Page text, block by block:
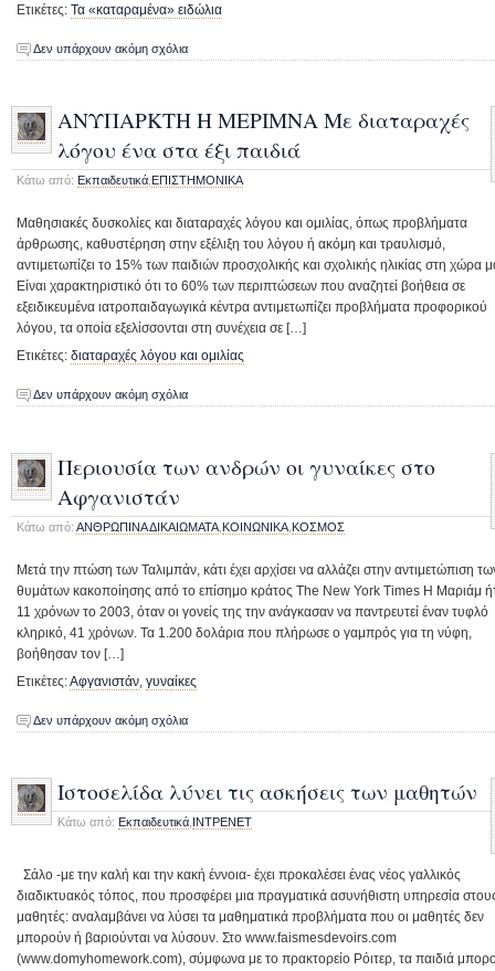
Ετικέτες: Τα «καταραμένα» ειδώλια
Δεν υπάρχουν ακόμη σχόλια
ΑΝΥΠΑΡΚΤΗ Η ΜΕΡΙΜΝΑ Με διαταραχές
λόγου ένα στα έξι παιδιά
Κάτω από: Εκπαιδευτικά ΕΠΙΣΤΗΜΟΝΙΚΑ
Μαθησιακές δυσκολίες και διαταραχές λόγου και ομιλίας, όπως προβλήματα
άρθρωσης, καθυστέρηση στην εξέλιξη του λόγου ή ακόμη και τραυλισμό,
αντιμετωπίζει το 15% των παιδιών προσχολικής και σχολικής ηλικίας στη χώρα
Είναι χαρακτηριστικό ότι το 60% των περιπτώσεων που αναζητεί βοήθεια σε
εξειδικευμένα ιατροπαιδαγωγικά κέντρα αντιμετωπίζει προβλήματα προφορικού
λόγου, τα οποία εξελίσσονται στη συνέχεια σε […]
Ετικέτες: διαταραχές λόγου και ομιλίας
Δεν υπάρχουν ακόμη σχόλια
Περιουσία των ανδρών οι γυναίκες στο
Αφγανιστάν
Κάτω από: ΑΝΘΡΩΠΙΝΑ ΔΙΚΑΙΩΜΑΤΑ ΚΟΙΝΩΝΙΚΑ ΚΟΣΜΟΣ
Μετά την πτώση των Ταλιμπάν, κάτι έχει αρχίσει να αλλάζει στην αντιμετώπιση
θυμάτων κακοποίησης από το επίσημο κράτος The New York Times Η Μαριάμ
11 χρόνων το 2003, όταν οι γονείς της την ανάγκασαν να παντρευτεί έναν τυφλό
κληρικό, 41 χρόνων. Τα 1.200 δολάρια που πλήρωσε ο γαμπρός για τη νύφη,
βοήθησαν τον […]
Ετικέτες:Αφγανιστάν, γυναίκες
Δεν υπάρχουν ακόμη σχόλια
Ιστοσελίδα λύνει τις ασκήσεις των μαθητών
Κάτω από: Εκπαιδευτικά ΙΝΤΡΕΝΕΤ
Σάλο -με την καλή και την κακή έννοια- έχει προκαλέσει ένας νέος γαλλικός
διαδικτυακός τόπος, που προσφέρει μια πραγματικά ασυνήθιστη υπηρεσία
μαθητές: αναλαμβάνει να λύσει τα μαθηματικά προβλήματα που οι μαθητές δεν
μπορούν ή βαριούνται να λύσουν. Στο www.faismesdevoirs.com
(www.domyhomework.com), σύμφωνα με το πρακτορείο Ρόιτερ, τα παιδιά